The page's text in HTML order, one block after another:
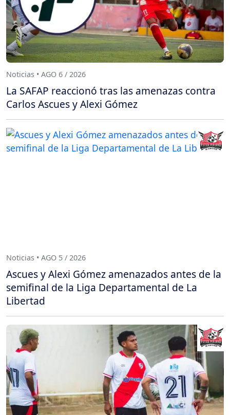
Noticias • AGO 6 / 2026
La SAFAP reaccionó tras las amenazas contra
Carlos Ascues y Alexi Gómez
Noticias • AGO 5 / 2026
Ascues y Alexi Gómez amenazados antes de la
semifinal de la Liga Departamental de La
Libertad